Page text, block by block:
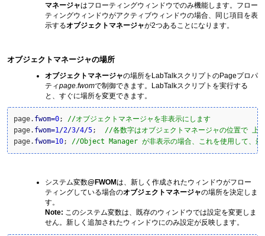
マネージャはフローティングウィンドウでのみ機能します。フロー
ティングウィンドウがアクティブウィンドウの場合、同じ項目を表
示するオブジェクトマネージャが2つあることになります。
オブジェクトマネージャの場所
オブジェクトマネージャの場所をLabTalkスクリプトのPageプロパ
ティpage.fwomで制御できます。LabTalkスクリプトを実行する
と、すぐに場所を変更できます。
page. fwom=0; //オブジェクトマネージャを非表示にします
page. fwom=1/2/3/4/5; //各数字はオブジェクトマネージャの位置で
page. fwom=10; //Object Manager が非表示の場合、これを使用して、最
システム変数@FWOMは、新しく作成されたウィンドウがフロー
ティングしている場合のオブジェクトマネージャの場所を決定しま
す。
Note: このシステム変数は、既存のウィンドウでは設定を変更しま
せん。新しく追加されたウィンドウにのみ設定が反映します。